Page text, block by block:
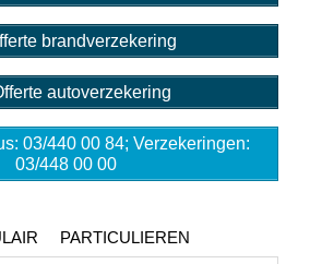
brandverzekering
autoverzekering
03/440 00 84; Verzekeringen:
03/448 00 00
PARTICULIEREN